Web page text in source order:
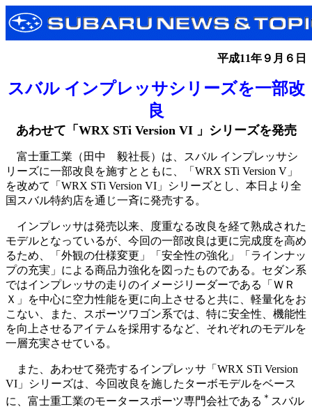
平成11年９月６日
スバル インプレッサシリーズを一部改
良
あわせて「WRX STi Version VI 」シリーズを発売
富士重工業（田中 毅社長）は、スバル インプレッサシ
リーズに一部改良を施すとともに、「WRX STi Version V」
を改めて「WRX STi Version VI」シリーズとし、本日より全
国スバル特約店を通じ一斉に発売する。
インプレッサは発売以来、度重なる改良を経て熟成された
モデルとなっているが、今回の一部改良は更に完成度を高め
るため、「外観の仕様変更」「安全性の強化」「ラインナッ
プの充実」による商品力強化を図ったものである。セダン系
ではインプレッサの走りのイメージリーダーである「ＷＲ
Ｘ」を中心に空力性能を更に向上させると共に、軽量化をお
こない、また、スポーツワゴン系では、特に安全性、機能性
を向上させるアイテムを採用するなど、それぞれのモデルを
一層充実させている。
また、あわせて発売するインプレッサ「WRX STi Version
VI」シリーズは、今回改良を施したターボモデルをベース
に、富士重工業のモータースポーツ専門会社である ＊ スバル